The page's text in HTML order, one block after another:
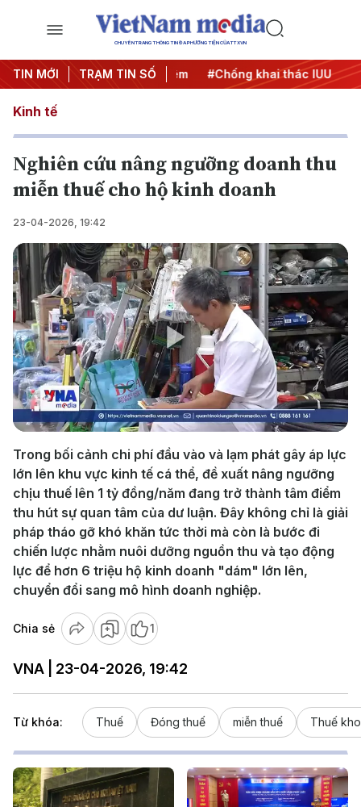
CHUYÊN TRANG THÔNG TIN ĐA PHƯƠNG TIỆN CỦA TTXVN
TIN MỚI TRẠM TIN SỐ
#Chiến dịch 500 ngày đêm #Chống khai thác IUU
Kinh tế
Nghiên cứu nâng ngưỡng doanh thu
miễn thuế cho hộ kinh doanh
23-04-2026, 19:42
Play
Video
Trong bối cảnh chi phí đầu vào và lạm phát gây áp lực
lớn lên khu vực kinh tế cá thể, đề xuất nâng ngưỡng
chịu thuế lên 1 tỷ đồng/năm đang trở thành tâm điểm
thu hút sự quan tâm của dư luận. Đây không chỉ là giải
pháp tháo gỡ khó khăn tức thời mà còn là bước đi
chiến lược nhằm nuôi dưỡng nguồn thu và tạo động
lực để hơn 6 triệu hộ kinh doanh "dám" lớn lên,
chuyển đổi sang mô hình doanh nghiệp.
Chia sẻ 1
VNA | 23-04-2026, 19:42
Từ khóa: Thuế Đóng thuế miễn thuế Thuế